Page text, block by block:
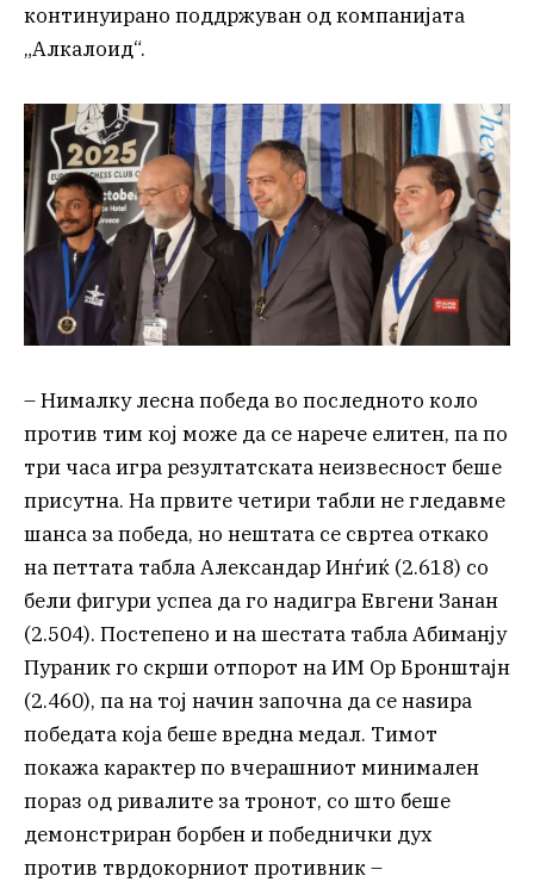
континуирано поддржуван од компанијата
„Алкалоид“.
– Нималку лесна победа во последното коло
против тим кој може да се нарече елитен, па по
три часа игра резултатската неизвесност беше
присутна. На првите четири табли не гледавме
шанса за победа, но нештата се свртеа откако
на петтата табла Александар Инѓиќ (2.618) со
бели фигури успеа да го надигра Евгени Занан
(2.504). Постепено и на шестата табла Абиманју
Пураник го скрши отпорот на ИМ Ор Бронштајн
(2.460), па на тој начин започна да се наѕира
победата која беше вредна медал. Тимот
покажа карактер по вчерашниот минимален
пораз од ривалите за тронот, со што беше
демонстриран борбен и победнички дух
против тврдокорниот противник –